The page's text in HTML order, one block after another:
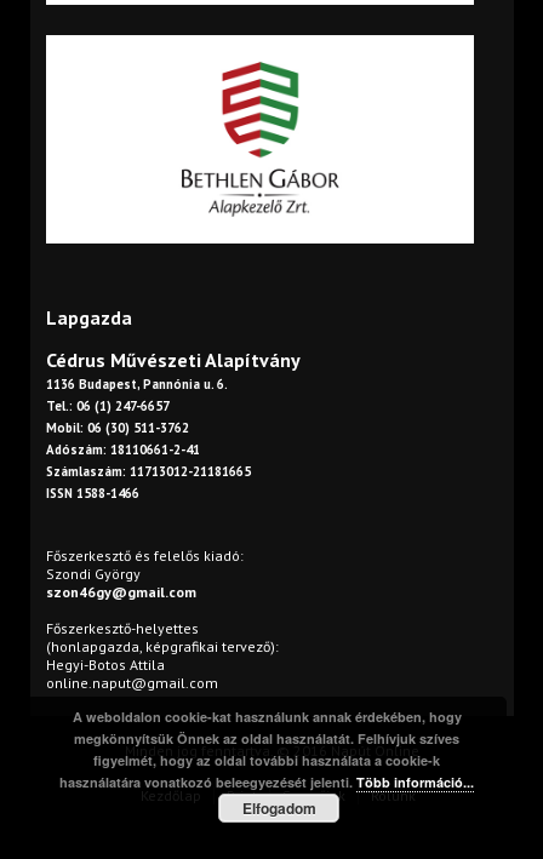
Lapgazda
Cédrus Művészeti Alapítvány
1136 Budapest, Pannónia u. 6.
Tel.: 06 (1) 247-6657
Mobil: 06 (30) 511-3762
Adószám: 18110661-2-41
Számlaszám: 11713012-21181665
ISSN 1588-1466
Főszerkesztő és felelős kiadó:
Szondi György
szon46gy@gmail.com
Főszerkesztő-helyettes
(honlapgazda, képgrafikai tervező):
Hegyi-Botos Attila
online.naput@gmail.com
Minden jog fenntartva. © 2016 Napút Online
Kezdőlap Print Szerzőink Rólunk
A weboldalon cookie-kat használunk annak érdekében, hogy
megkönnyítsük Önnek az oldal használatát. Felhívjuk szíves
figyelmét, hogy az oldal további használata a cookie-k
használatára vonatkozó beleegyezését jelenti.Több információ...
Elfogadom